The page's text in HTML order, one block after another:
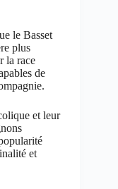
le Basset
plus
la race
de
et leur
et